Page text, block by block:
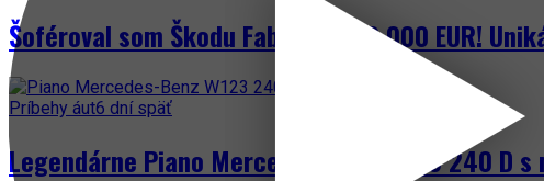
Šoféroval som Škodu Fabia za 300 000 EUR!
Príbehy áut6 dní späť
Legendárne Piano Mercedes-Benz W123 240 D